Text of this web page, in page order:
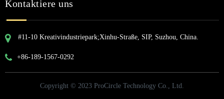
Kontaktiere uns
#11-10 Kreativindustriepark;Xinhu-Straße, SIP, Suzhou, China.
+86-189-1567-0292
Copyright © 2023 ProCircle Technology Co., Ltd.